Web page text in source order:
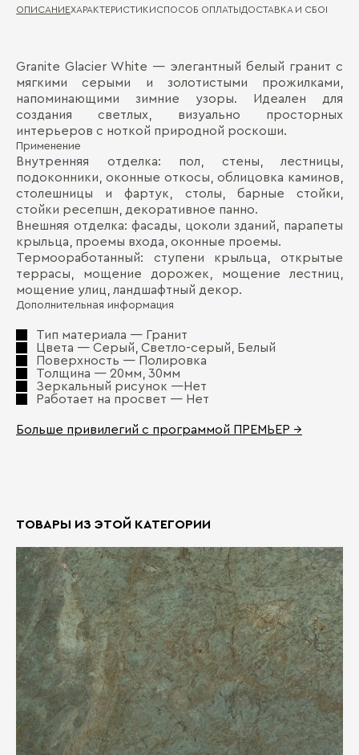
ОПИСАНИЕХАРАКТЕРИСТИКИСПОСОБ ОПЛАТЫДОСТАВКА И СБОРКА
Granite Glacier White — элегантный белый гранит с
мягкими серыми и золотистыми прожилками,
напоминающими зимние узоры. Идеален для
создания светлых, визуально просторных
интерьеров с ноткой природной роскоши.
Применение
Внутренняя отделка: пол, стены, лестницы,
подоконники, оконные откосы, облицовка каминов,
столешницы и фартук, столы, барные стойки,
стойки ресепшн, декоративное панно.
Внешняя отделка: фасады, цоколи зданий, парапеты
крыльца, проемы входа, оконные проемы.
Термооработанный: ступени крыльца, открытые
террасы, мощение дорожек, мощение лестниц,
мощение улиц, ландшафтный декор.
Дополнительная информация
Тип материала — Гранит
Цвета — Серый, Светло-серый, Белый
Поверхность — Полировка
Толщина — 20мм, 30мм
Зеркальный рисунок —Нет
Работает на просвет — Нет
Больше привилегий с программой ПРЕМЬЕР →
ТОВАРЫ ИЗ ЭТОЙ КАТЕГОРИИ